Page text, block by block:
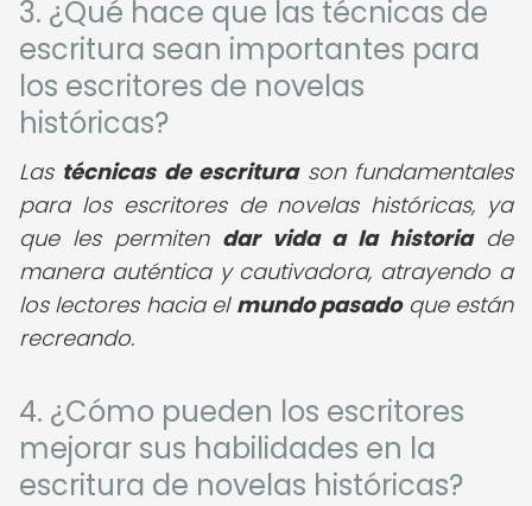
3. ¿Qué hace que las técnicas de
escritura sean importantes para
los escritores de novelas
históricas?
Las técnicas de escriturason fundamentales
para los escritores de novelas históricas, ya
que les permiten dar vida a la historiade
manera auténtica y cautivadora, atrayendo a
los lectores hacia el mundo pasadoque están
recreando.
4. ¿Cómo pueden los escritores
mejorar sus habilidades en la
escritura de novelas históricas?